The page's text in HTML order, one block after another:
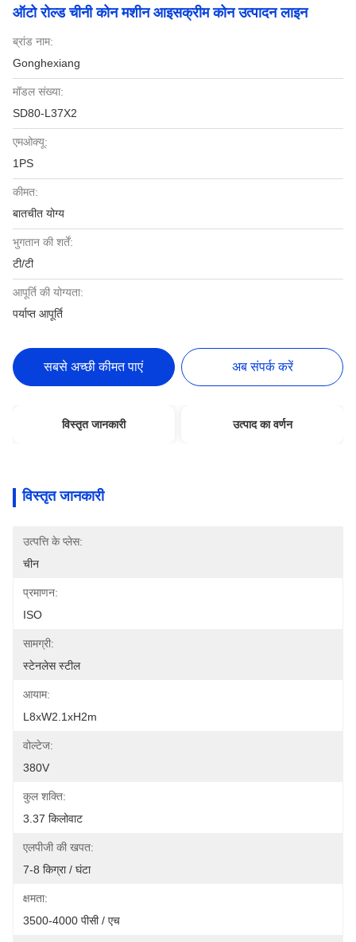
ऑटो रोल्ड चीनी कोन मशीन आइसक्रीम कोन उत्पादन लाइन
ब्रांड नाम:
Gonghexiang
मॉडल संख्या:
SD80-L37X2
एमओक्यू:
1PS
कीमत:
बातचीत योग्य
भुगतान की शर्तें:
टी/टी
आपूर्ति की योग्यता:
पर्याप्त आपूर्ति
सबसे अच्छी कीमत पाएं अब संपर्क करें
विस्तृत जानकारी उत्पाद का वर्णन
विस्तृत जानकारी
उत्पत्ति के प्लेस:
चीन
प्रमाणन:
ISO
सामग्री:
स्टेनलेस स्टील
आयाम:
L8xW2.1xH2m
वोल्टेज:
380V
कुल शक्ति:
3.37 किलोवाट
एलपीजी की खपत:
7-8 किग्रा / घंटा
क्षमता:
3500-4000 पीसी / एच